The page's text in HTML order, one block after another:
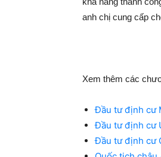
anh chị cung cấp
Xem thêm các
Đầu tư định cư
Đầu tư định cư
Đầu tư định cư